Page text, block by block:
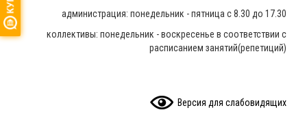
администрация: понедельник - пятница с 8.30 до 17.30
коллективы: понедельник - воскресенье в соответствии с
расписанием занятий(репетиций)
Версия для слабовидящих